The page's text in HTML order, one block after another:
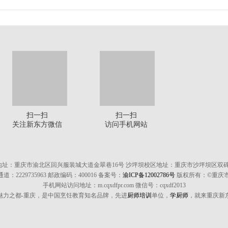
扫一扫
关注新东方微信
扫一扫
访问手机网站
：重庆市渝北区回兴服装城大道金翠巷16号 沙坪坝校区地址：重庆市沙坪坝区双
：2229735963 邮政编码：400016 备案号： 渝ICP备12002786号版权所有：©重庆
手机网站访问地址：m.cqxdfpr.com 微信号：cqxdf2013
力之都-重庆，是中国烹饪教育知名品牌，先进厨师培训 单位， 学厨师 ，就来重庆